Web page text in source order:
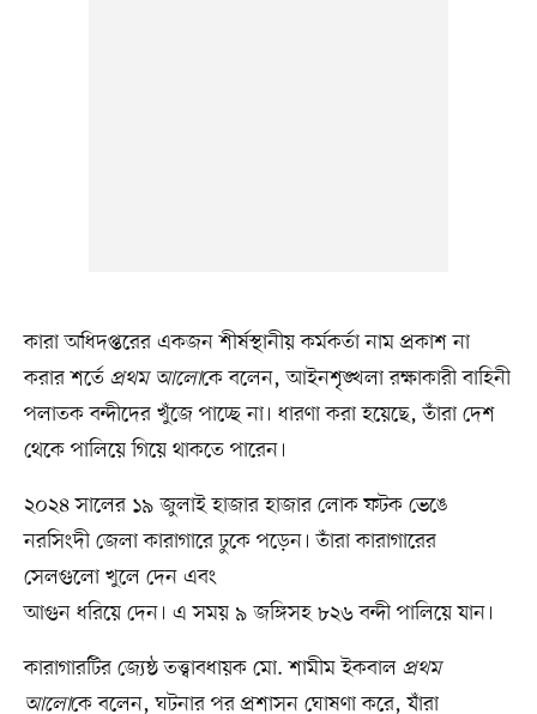
কারা অধিদপ্তরের একজন শীর্ষস্থানীয় কর্মকর্তা নাম প্রকাশ না
করার শর্তে প্রথম আলোকে বলেন, আইনশৃঙ্খলা রক্ষাকারী বাহিনী
পলাতক বন্দীদের খুঁজে পাচ্ছে না। ধারণা করা হয়েছে, তাঁরা দেশ
থেকে পালিয়ে গিয়ে থাকতে পারেন।
২০২৪ সালের ১৯ জুলাই হাজার হাজার লোক ফটক ভেঙে
নরসিংদী জেলা কারাগারে ঢুকে পড়েন। তাঁরা কারাগারের
সেলগুলো খুলে দেন এবং
আগুন ধরিয়ে দেন। এ সময় ৯ জঙ্গিসহ ৮২৬ বন্দী পালিয়ে যান।
কারাগারটির জ্যেষ্ঠ তত্ত্বাবধায়ক মো. শামীম ইকবাল প্রথম
আলোকে বলেন, ঘটনার পর প্রশাসন ঘোষণা করে, যাঁরা